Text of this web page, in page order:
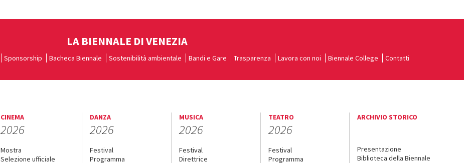
LA BIENNALE DI VENEZIA
Sponsorship Bacheca Biennale Sostenibilità ambientale Bandi e Gare Trasparenza Lavora con noi Biennale College Contatti
CINEMA
2026
Mostra
Selezione ufficiale
DANZA
2026
Festival
Programma
MUSICA
2026
Festival
Direttrice
TEATRO
2026
Festival
Programma
ARCHIVIO STORICO
Presentazione
Biblioteca della Biennale